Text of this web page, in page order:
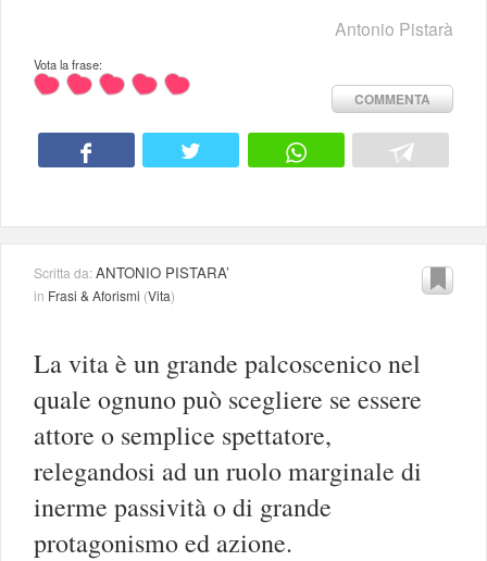
Antonio Pistarà
Vota la frase:
COMMENTA
Scritta da:ANTONIO PISTARA’
in Frasi & Aforismi (Vita)
La vita è un grande palcoscenico nel
quale ognuno può scegliere se essere
attore o semplice spettatore,
relegandosi ad un ruolo marginale di
inerme passività o di grande
protagonismo ed azione.